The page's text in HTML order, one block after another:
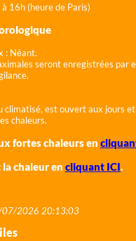
à 16h (heure de Paris)
: Néant.
seront enregistrées
est ouvert aux jours
chaleurs.
fortes chaleurs en
chaleur en cliquant ICI.
07/2026 20:13:03